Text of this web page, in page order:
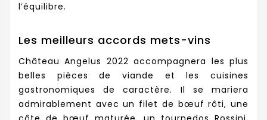
l’équilibre.
Les meilleurs accords mets-vins
Château Angelus 2022 accompagnera les plus
belles pièces de viande et les cuisines
gastronomiques de caractère. Il se mariera
admirablement avec un filet de bœuf rôti, une